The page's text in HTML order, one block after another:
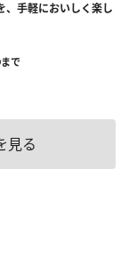
、手軽においしく楽し
で
見る